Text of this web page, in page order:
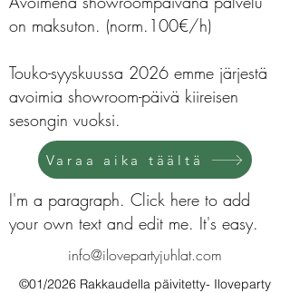
on maksuton. (norm.100€/h)
Touko-syyskuussa 2026 emme järjestä
avoimia showroom-päivä kiireisen
sesongin vuoksi.
Varaa aika täältä
I'm a paragraph. Click here to add
your own text and edit me. It's easy.
info@ilovepartyjuhlat.com
©01/2026 Rakkaudella päivitetty- Iloveparty